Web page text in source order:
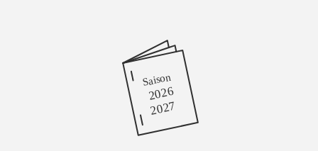
Saison
2026
2027